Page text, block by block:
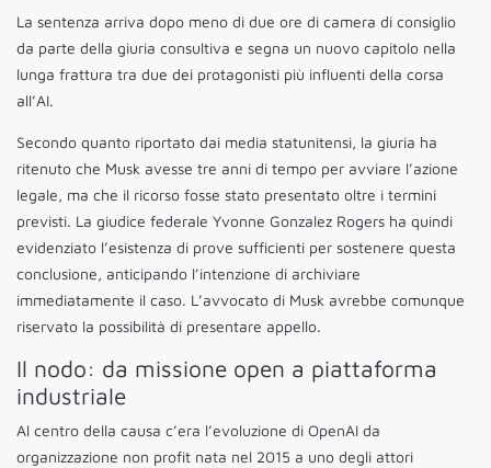
La sentenza arriva dopo meno di due ore di camera di consiglio
da parte della giuria consultiva e segna un nuovo capitolo nella
lunga frattura tra due dei protagonisti più influenti della corsa
all’AI.
Secondo quanto riportato dai media statunitensi, la giuria ha
ritenuto che Musk avesse tre anni di tempo per avviare l’azione
legale, ma che il ricorso fosse stato presentato oltre i termini
previsti. La giudice federale Yvonne Gonzalez Rogers ha quindi
evidenziato l’esistenza di prove sufficienti per sostenere questa
conclusione, anticipando l’intenzione di archiviare
immediatamente il caso. L’avvocato di Musk avrebbe comunque
riservato la possibilità di presentare appello.
Il nodo: da missione open a piattaforma
industriale
Al centro della causa c’era l’evoluzione di OpenAI da
organizzazione non profit nata nel 2015 a uno degli attori